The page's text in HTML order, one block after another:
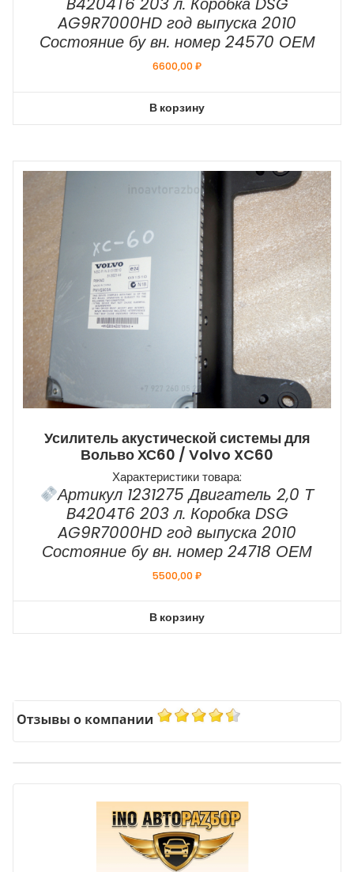
AG9R7000HD год выпуска 2010
Состояние бу вн. номер 24570 ОЕМ
6600,00₽
В корзину
Усилитель акустической системы для
Вольво ХС60 / Volvo XC60
Характеристики товара:
Артикул 1231275 Двигатель 2,0 Т
B4204T6 203 л. Коробка DSG
AG9R7000HD год выпуска 2010
Состояние бу вн. номер 24718 ОЕМ
5500,00₽
В корзину